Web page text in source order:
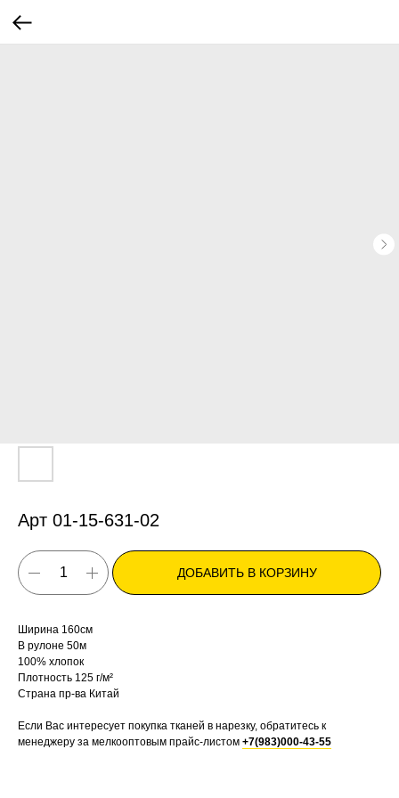
Арт 01-15-631-02
ДОБАВИТЬ В КОРЗИНУ
Ширина 160см
В рулоне 50м
100% хлопок
Плотность 125 г/м²
Страна пр-ва Китай
Если Вас интересует покупка тканей в нарезку, обратитесь к
менеджеру за мелкооптовым прайс-листом +7(983)000-43-55